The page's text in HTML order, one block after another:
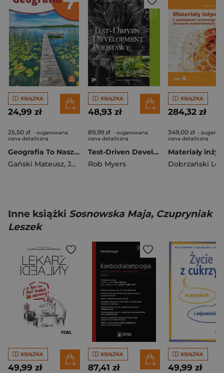
KSIĄŻKA
24,99 zł
25,50 zł - sugerowana
cena detaliczna
Geografia To Nasz Świat ćwiczenia dla kalsy 7 szkoła podstawowa EDYCJA 2026
Gański Mateusz, Julia Podlewska , Joanna Jasińska
KSIĄŻKA
48,93 zł
89,99 zł - sugerowana
cena detaliczna
Test-Driven Development. Podstawy
Rob Myers
KSIĄŻKA
284,32 zł
349,00 zł -
cena detaliczna
Inne książki Sosnowska Maja, Czupryniak
Leszek
KSIĄŻKA
49,99 zł
KSIĄŻKA
87,41 zł
KSIĄŻKA
49,99 zł